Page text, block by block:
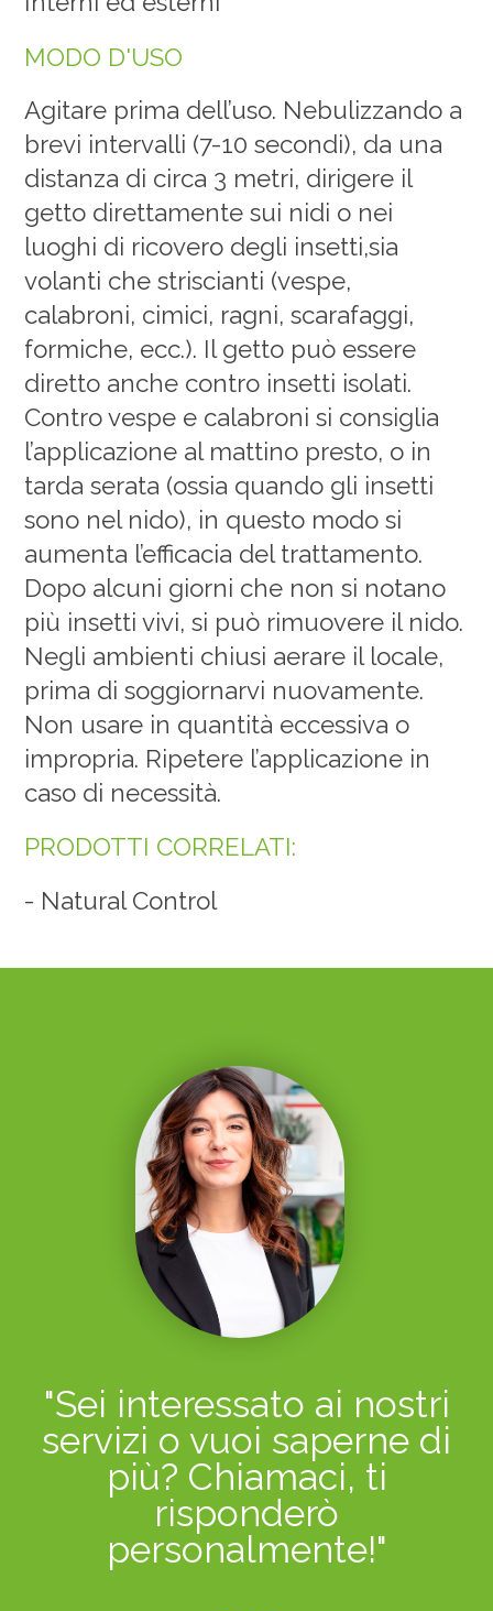
MODO D'USO
Agitare prima dell’uso. Nebulizzando a
brevi intervalli (7-10 secondi), da una
distanza di circa 3 metri, dirigere il
getto direttamente sui nidi o nei
luoghi di ricovero degli insetti,sia
volanti che striscianti (vespe,
calabroni, cimici, ragni, scarafaggi,
formiche, ecc.). Il getto può essere
diretto anche contro insetti isolati.
Contro vespe e calabroni si consiglia
l’applicazione al mattino presto, o in
tarda serata (ossia quando gli insetti
sono nel nido), in questo modo si
aumenta l’efficacia del trattamento.
Dopo alcuni giorni che non si notano
più insetti vivi, si può rimuovere il nido.
Negli ambienti chiusi aerare il locale,
prima di soggiornarvi nuovamente.
Non usare in quantità eccessiva o
impropria. Ripetere l’applicazione in
caso di necessità.
PRODOTTI CORRELATI:
- Natural Control
"Sei interessato ai nostri
servizi o vuoi saperne di
più? Chiamaci, ti
risponderò
personalmente!"